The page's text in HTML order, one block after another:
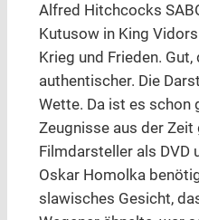
Alfred Hitchcocks
Kutusow in King
Krieg und Frieden.
authentischer. Die
Wette. Da ist es schon
Zeugnisse aus der Zeit
Filmdarsteller als DVD
Oskar Homolka
slawisches Gesicht,